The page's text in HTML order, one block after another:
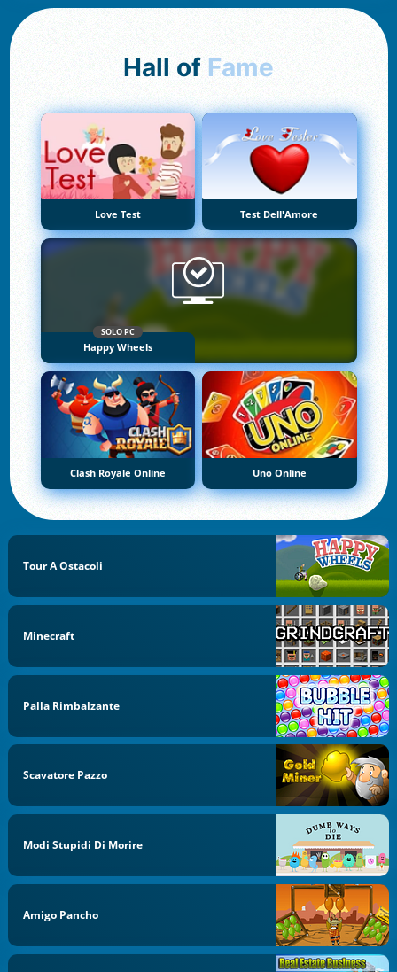
Hall of Fame
Love Test Test Dell'Amore
SOLO PC
Happy Wheels
Clash Royale Online Uno Online
Tour A Ostacoli
Minecraft
Palla Rimbalzante
Scavatore Pazzo
Modi Stupidi Di Morire
Amigo Pancho